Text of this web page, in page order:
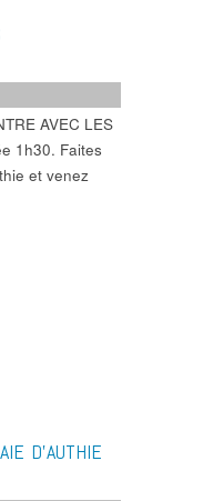
AVEC LES
1h30. Faites
et venez
D’AUTHIE